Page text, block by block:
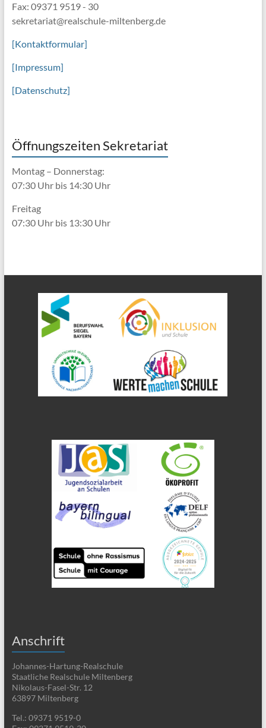
Fax: 09371 9519 - 30
sekretariat@realschule-miltenberg.de
[Kontaktformular]
[Impressum]
[Datenschutz]
Öffnungszeiten Sekretariat
Montag – Donnerstag:
07:30 Uhr bis 14:30 Uhr
Freitag
07:30 Uhr bis 13:30 Uhr
Anschrift
Johannes-Hartung-Realschule
Staatliche Realschule Miltenberg
Nikolaus-Fasel-Str. 12
63897 Miltenberg
Tel.: 09371 9519-0